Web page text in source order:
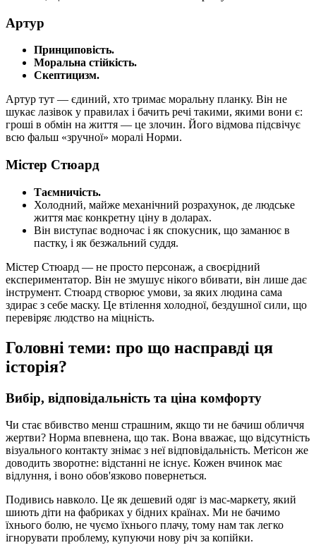
Артур
Принциповість.
Моральна стійкість.
Скептицизм.
Артур тут — єдиний, хто тримає моральну планку. Він не
шукає лазівок у правилах і бачить речі такими, якими вони є:
гроші в обмін на життя — це злочин. Його відмова підсвічує
всю фальш «зручної» моралі Норми.
Містер Стюард
Таємничість.
Холодний, майже механічний розрахунок, де людське
життя має конкретну ціну в доларах.
Він виступає водночас і як спокусник, що заманює в
пастку, і як безжальний суддя.
Містер Стюард — не просто персонаж, а своєрідний
експериментатор. Він не змушує нікого вбивати, він лише дає
інструмент. Стюард створює умови, за яких людина сама
здирає з себе маску. Це втілення холодної, бездушної сили, що
перевіряє людство на міцність.
Головні теми: про що насправді ця
історія?
Вибір, відповідальність та ціна комфорту
Чи стає вбивство менш страшним, якщо ти не бачиш обличчя
жертви? Норма впевнена, що так. Вона вважає, що відсутність
візуального контакту знімає з неї відповідальність. Метісон же
доводить зворотне: відстанні не існує. Кожен вчинок має
відлуння, і воно обов'язково повернеться.
Подивись навколо. Це як дешевий одяг із мас-маркету, який
шиють діти на фабриках у бідних країнах. Ми не бачимо
їхнього болю, не чуємо їхнього плачу, тому нам так легко
ігнорувати проблему, купуючи нову річ за копійки.